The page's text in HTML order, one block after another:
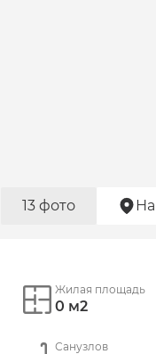
13 фото
Жилая площадь
0 м2
Санузлов